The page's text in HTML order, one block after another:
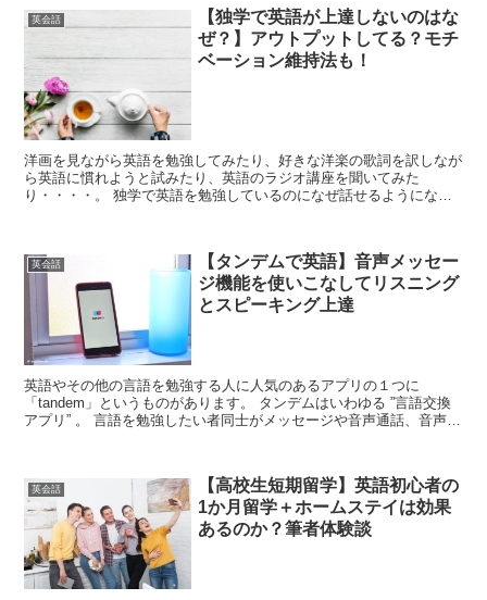
英会話
【独学で英語が上達しないのはな
ぜ？】アウトプットしてる？モチ
ベーション維持法も！
洋画を見ながら英語を勉強してみたり、好きな洋楽の歌詞を訳しなが
ら英語に慣れようと試みたり、英語のラジオ講座を聞いてみた
り・・・・。 独学で英語を勉強しているのになぜ話せるようになら
英会話
【タンデムで英語】音声メッセー
ジ機能を使いこなしてリスニング
とスピーキング上達
英語やその他の言語を勉強する人に人気のあるアプリの１つに
「tandem」というものがあります。 タンデムはいわゆる ”言語交換
アプリ” 。 言語を勉強したい者同士がメッセージや音声通話、音声メ
英会話
【高校生短期留学】英語初心者の
1か月留学＋ホームステイは効果
あるのか？筆者体験談